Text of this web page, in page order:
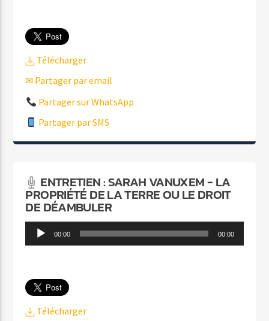
Télécharger
✉ Partager par email
Partager sur WhatsApp
Partager par SMS
ENTRETIEN : SARAH VANUXEM - LA
PROPRIÉTÉ DE LA TERRE OU LE DROIT
DE DÉAMBULER
Lecteur 00:00 00:00
Télécharger